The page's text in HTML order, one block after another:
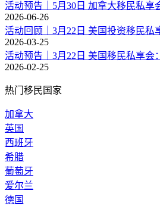
活动预告｜5月30日 加拿大移民私享
2026-06-26
活动回顾｜3月22日 美国投资移民私
2026-03-25
活动预告｜3月22日 美国移民私享会
2026-02-25
热门移民国家
加拿大
英国
西班牙
希腊
葡萄牙
爱尔兰
德国